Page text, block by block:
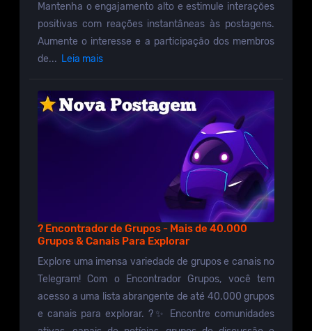
Mantenha o engajamento alto e estimule interações
positivas com reações instantâneas às postagens.
Aumente o interesse e a participação dos membros
de... Leia mais
? Encontrador de Grupos - Mais de 40.000
Grupos & Canais Para Explorar
Explore uma imensa variedade de grupos e canais no
Telegram! Com o Encontrador Grupos, você tem
acesso a uma lista abrangente de até 40.000 grupos
e canais para explorar. ?✨ Encontre comunidades